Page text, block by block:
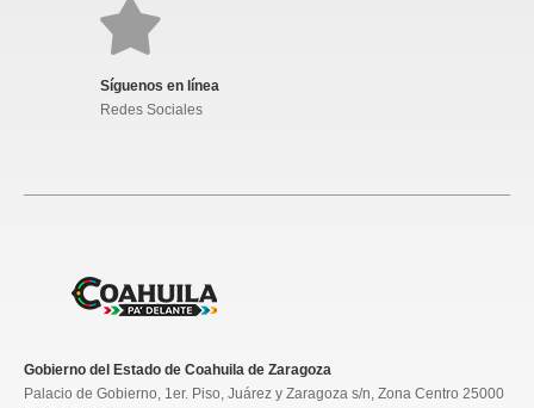
Síguenos en línea
Redes Sociales
Gobierno del Estado de Coahuila de Zaragoza
Palacio de Gobierno, 1er. Piso, Juárez y Zaragoza s/n, Zona Centro 25000